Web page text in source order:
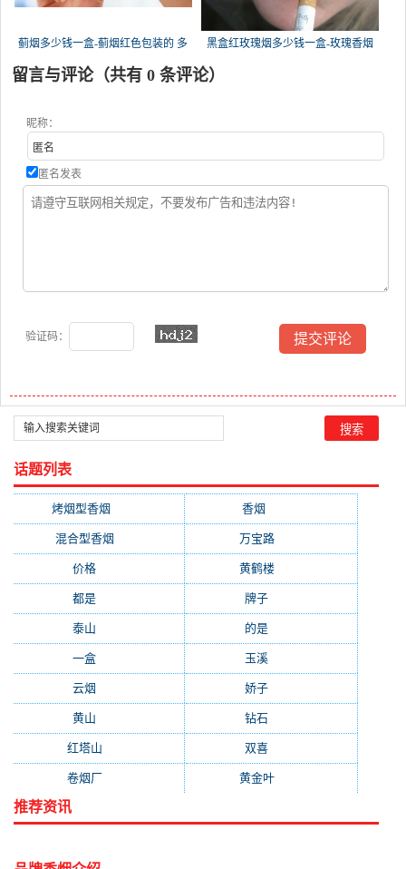
蓟烟多少钱一盒-蓟烟红色包装的 多 黑盒红玫瑰烟多少钱一盒-玫瑰香烟
留言与评论（共有 0 条评论）
昵称：
匿名发表
验证码：
话题列表
烤烟型香烟 香烟
混合型香烟 万宝路(331)
价格 黄鹤楼(315)
都是 牌子
泰山 的是
一盒 玉溪
云烟 娇子
黄山 钻石
红塔山 双喜
卷烟厂(154) 黄金叶(151)
推荐资讯